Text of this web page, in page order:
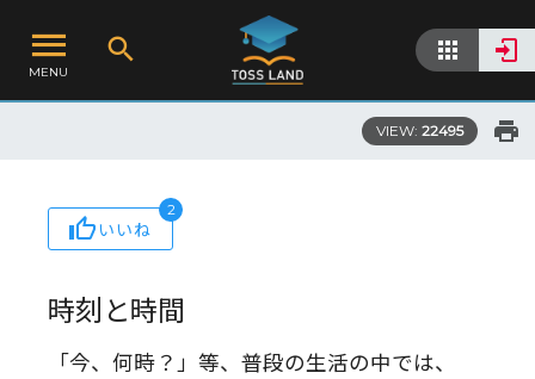
MENU
VIEW: 22495
いいね
2
時刻と時間
「今、何時？」等、普段の生活の中では、